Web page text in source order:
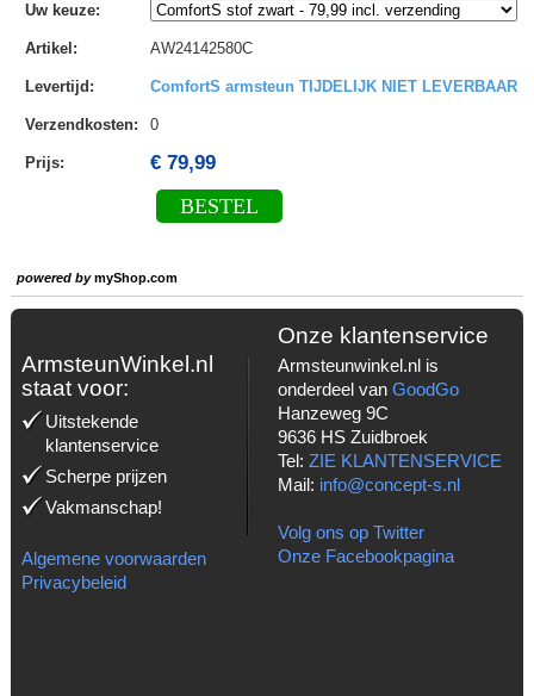
Uw keuze:
Artikel : AW24142580C
Levertijd : ComfortS armsteun TIJDELIJK NIET LEVERBAAR
Verzendkosten: 0
Prijs: € 79,99
BESTEL
powered bymyShop.com
ArmsteunWinkel.nl
staat voor:
Uitstekende
klantenservice
Scherpe prijzen
Vakmanschap!
Algemene voorwaarden
Privacybeleid
Onze klantenservice
Armsteunwinkel.nl is
onderdeel van GoodGo
Hanzeweg 9C
9636 HS Zuidbroek
Tel: ZIE KLANTENSERVICE
Mail: info@concept-s.nl
Volg ons op Twitter
Onze Facebookpagina